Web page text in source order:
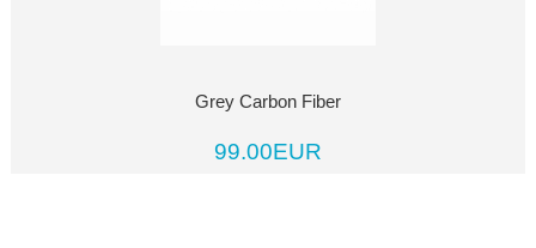
Grey Carbon Fiber
99.00EUR